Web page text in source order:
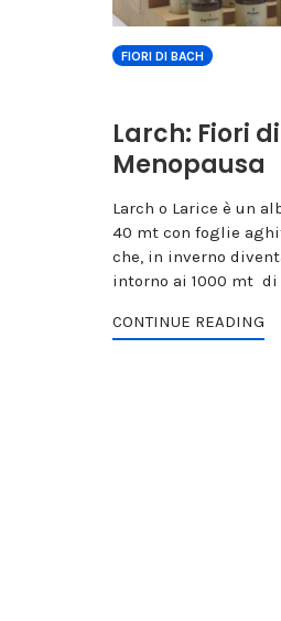
FIORI DI BACH
Larch: Fiori
Menopausa
Larch o Larice è un
40 mt con foglie
che, in inverno
intorno ai 1000 mt di
CONTINUE READING